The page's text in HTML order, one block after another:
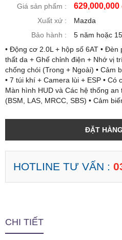
Giá sản phẩm : 629,000,000
Xuất xứ :
Mazda
Bảo hành :
5 năm hoặc
• Động cơ 2.0L + hộp số 6AT • Đèn
thất da + Ghế chỉnh điện + Nhớ vị
chống chói (Trong + Ngoài) • Cảm
• 7 túi khí + Camera lùi + ESP • Có
Màn hình HUD và Các hệ thống
(BSM, LAS, MRCC, SBS) • Cảm
ĐẶT
HOTLINE TƯ VẤN :
CHI TIẾT